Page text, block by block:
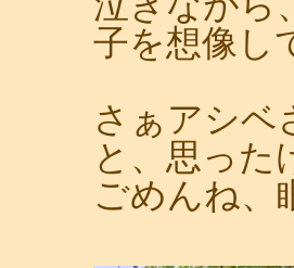
子を想像し
さぁアシベ
と、思った
ごめんね、